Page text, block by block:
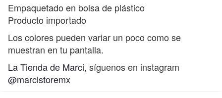
Empaquetado en bolsa de plástico
Producto importado
Los colores pueden variar un poco como se
muestran en tu pantalla.
La Tienda de Marci, síguenos en instagram
@marcistoremx